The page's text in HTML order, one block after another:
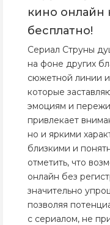
кино онлайн
бесплатно!
Сериал Струны
на фоне других
сюжетной линии
которые
эмоциям и
привлекает
но и яркими
близкими и
отметить, что
онлайн без
значительно
позволяя
с сериалом, не